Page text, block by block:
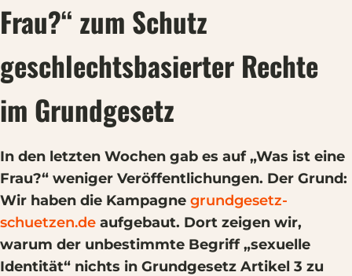
Frau?“ zum Schutz
geschlechtsbasierter Rechte
im Grundgesetz
In den letzten Wochen gab es auf „Was ist eine
Frau?“ weniger Veröffentlichungen. Der Grund:
Wir haben die Kampagne grundgesetz-
schuetzen.de aufgebaut. Dort zeigen wir,
warum der unbestimmte Begriff „sexuelle
Identität“ nichts in Grundgesetz Artikel 3 zu